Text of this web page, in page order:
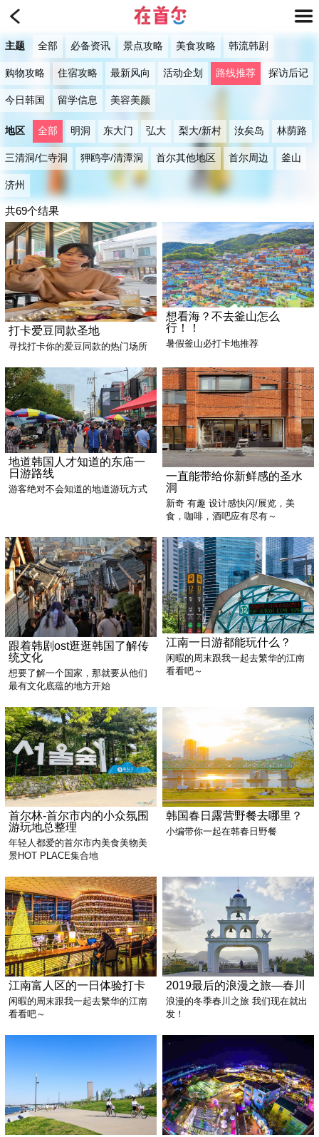
主题 全部 必备资讯 景点攻略 美食攻略 韩流韩剧
购物攻略 住宿攻略 最新风向 活动企划 路线推荐 探访后记
今日韩国 留学信息 美容美颜
地区 全部 明洞 东大门 弘大 梨大/新村 汝矣岛 林荫路
三清洞/仁寺洞 狎鸥亭/清潭洞 首尔其他地区 首尔周边 釜山
济州
共69个结果
打卡爱豆同款圣地
寻找打卡你的爱豆同款的热门场所
想看海？不去釜山怎么
行！！
暑假釜山必打卡地推荐
地道韩国人才知道的东庙一
日游路线
游客绝对不会知道的地道游玩方式
一直能带给你新鲜感的圣水
洞
新奇 有趣 设计感快闪/展览，美
食，咖啡，酒吧应有尽有～
跟着韩剧ost逛逛韩国了解传
统文化
想要了解一个国家，那就要从他们
最有文化底蕴的地方开始
江南一日游都能玩什么？
闲暇的周末跟我一起去繁华的江南
看看吧～
首尔林-首尔市内的小众氛围
游玩地总整理
年轻人都爱的首尔市内美食美物美
景HOT PLACE集合地
韩国春日露营野餐去哪里？
小编带你一起在韩春日野餐
江南富人区的一日体验打卡
闲暇的周末跟我一起去繁华的江南
看看吧～
2019最后的浪漫之旅—春川
浪漫的冬季春川之旅 我们现在就出
发！